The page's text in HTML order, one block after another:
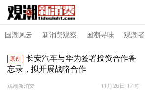
国潮风云 新消费观察 国潮寻味 观潮者
原创
长安汽车与华为签署投资合作备
忘录，拟开展战略合作
观潮新消费 11月26日 17时